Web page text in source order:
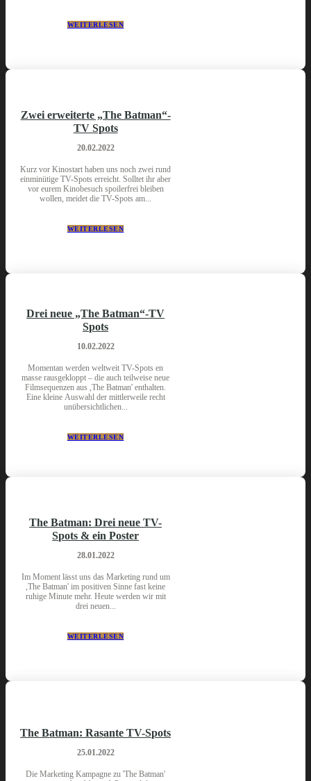
WEITERLESEN
Zwei erweiterte „The Batman“-
TV Spots
20.02.2022
Kurz vor Kinostart haben uns noch zwei rund
einminütige TV-Spots erreicht. Solltet ihr aber
vor eurem Kinobesuch spoilerfrei bleiben
wollen, meidet die TV-Spots am...
WEITERLESEN
Drei neue „The Batman“-TV
Spots
10.02.2022
Momentan werden weltweit TV-Spots en
masse rausgekloppt – die auch teilweise neue
Filmsequenzen aus ,The Batman' enthalten.
Eine kleine Auswahl der mittlerweile recht
unübersichtlichen...
WEITERLESEN
The Batman: Drei neue TV-
Spots & ein Poster
28.01.2022
Im Moment lässt uns das Marketing rund um
,The Batman' im positiven Sinne fast keine
ruhige Minute mehr. Heute werden wir mit
drei neuen...
WEITERLESEN
The Batman: Rasante TV-Spots
25.01.2022
Die Marketing Kampagne zu 'The Batman'